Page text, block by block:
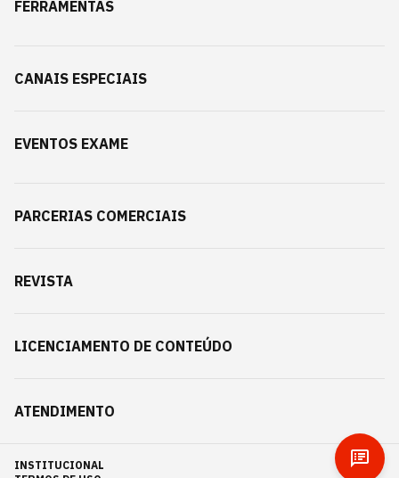
FERRAMENTAS
CANAIS ESPECIAIS
EVENTOS EXAME
PARCERIAS COMERCIAIS
REVISTA
LICENCIAMENTO DE CONTEÚDO
ATENDIMENTO
INSTITUCIONAL